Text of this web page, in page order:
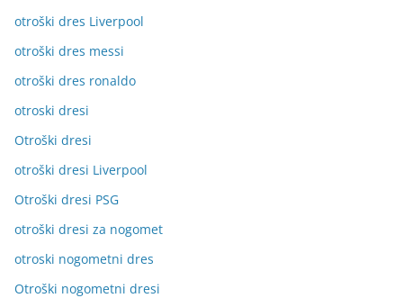
otroški dres Liverpool
otroški dres messi
otroški dres ronaldo
otroski dresi
Otroški dresi
otroški dresi Liverpool
Otroški dresi PSG
otroški dresi za nogomet
otroski nogometni dres
Otroški nogometni dresi